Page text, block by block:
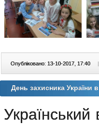
Опубліковано: 13-10-2017, 17:40
День захисника
Український